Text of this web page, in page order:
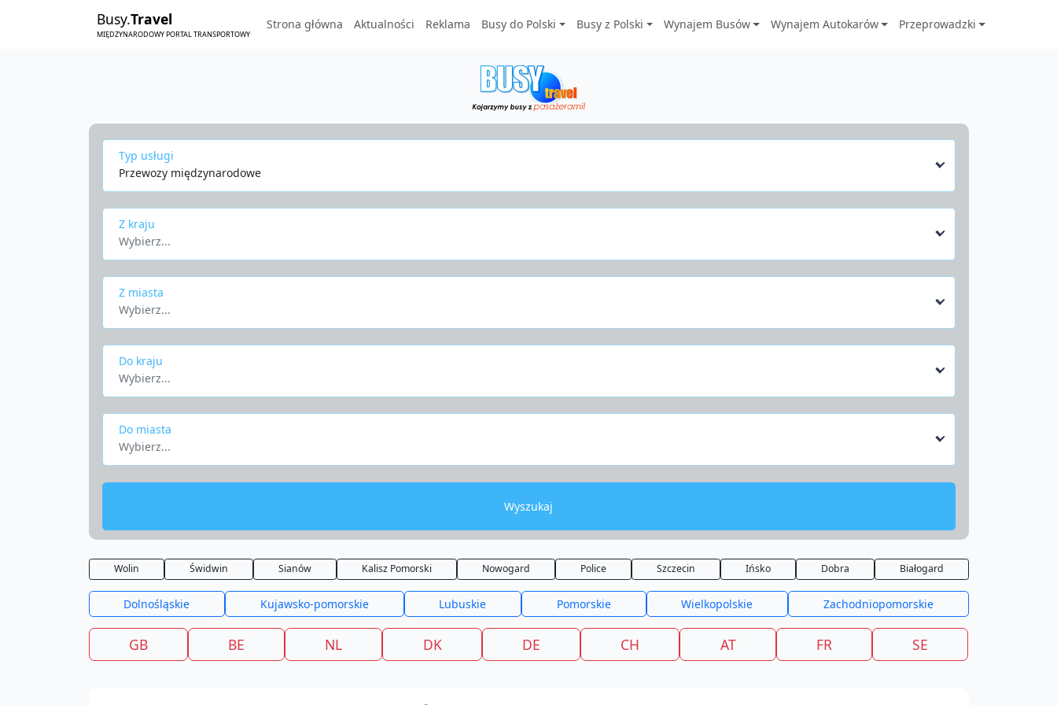
Busy.Travel
MIĘDZYNARODOWY PORTAL TRANSPORTOWY
Strona główna Aktualności Reklama Busy do Polski Busy z Polski Wynajem Busów Wynajem Autokarów Przeprowadzki
Typ usługi
Przewozy międzynarodowe
Z kraju
Wybierz...
Z miasta
Wybierz...
Do kraju
Wybierz...
Do miasta
Wybierz...
Wyszukaj
Wolin Świdwin Sianów Kalisz Pomorski Nowogard Police Szczecin Ińsko Dobra Białogard
Dolnośląskie Kujawsko-pomorskie Lubuskie Pomorskie Wielkopolskie Zachodniopomorskie
GB BE NL DK DE CH AT FR SE